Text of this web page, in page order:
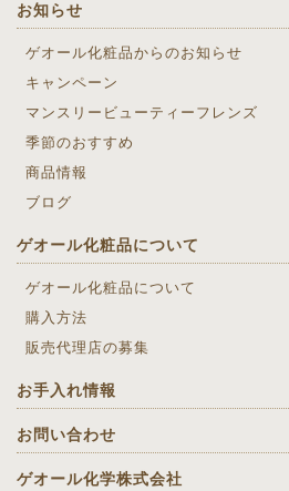
お知らせ
ゲオール化粧品からのお知らせ
キャンペーン
マンスリービューティーフレンズ
季節のおすすめ
商品情報
ブログ
ゲオール化粧品について
ゲオール化粧品について
購入方法
販売代理店の募集
お手入れ情報
お問い合わせ
ゲオール化学株式会社